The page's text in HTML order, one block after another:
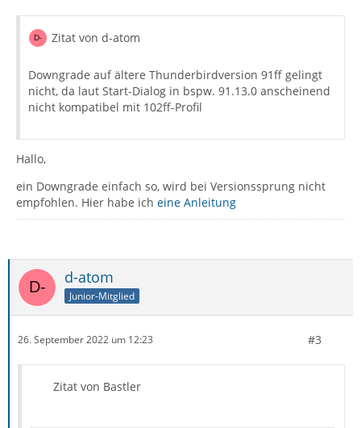
Zitat von d-atom
Downgrade auf ältere Thunderbirdversion 91ff gelingt
nicht, da laut Start-Dialog in bspw. 91.13.0 anscheinend
nicht kompatibel mit 102ff-Profil
Hallo,
ein Downgrade einfach so, wird bei Versionssprung nicht
empfohlen. Hier habe ich eine Anleitung
d-atom
Junior-Mitglied
26. September 2022 um 12:23 #3
Zitat von Bastler